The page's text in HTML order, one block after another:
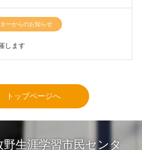
ーからのお知らせ
します
トップページへ
生涯学習市民センタ